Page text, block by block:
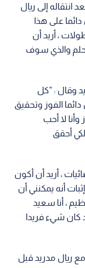
إلى ريال
على هذا
، أريد أن
والذي سوف
وقال : "كل
الفوز وتحقيق
لا أحب
أحقق
، أريد أن أكون
أنه يمكنني أن
، أنا سعيد
كان شيء فريدا
ريال مدريد قبل